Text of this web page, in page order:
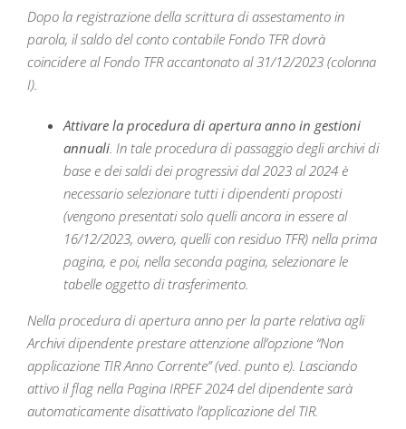
Dopo la registrazione della scrittura di assestamento in
parola, il saldo del conto contabile Fondo TFR dovrà
coincidere al Fondo TFR accantonato al 31/12/2023 (colonna
I).
Attivare la procedura di apertura anno in gestioni
annuali. In tale procedura di passaggio degli archivi di
base e dei saldi dei progressivi dal 2023 al 2024 è
necessario selezionare tutti i dipendenti proposti
(vengono presentati solo quelli ancora in essere al
16/12/2023, ovvero, quelli con residuo TFR) nella prima
pagina, e poi, nella seconda pagina, selezionare le
tabelle oggetto di trasferimento.
Nella procedura di apertura anno per la parte relativa agli
Archivi dipendente prestare attenzione all’opzione “Non
applicazione TIR Anno Corrente” (ved. punto e). Lasciando
attivo il flag nella Pagina IRPEF 2024 del dipendente sarà
automaticamente disattivato l’applicazione del TIR.